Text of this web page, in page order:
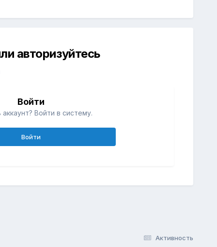
авторизуйтесь
Войти
Войти в систему.
Войти
Активность